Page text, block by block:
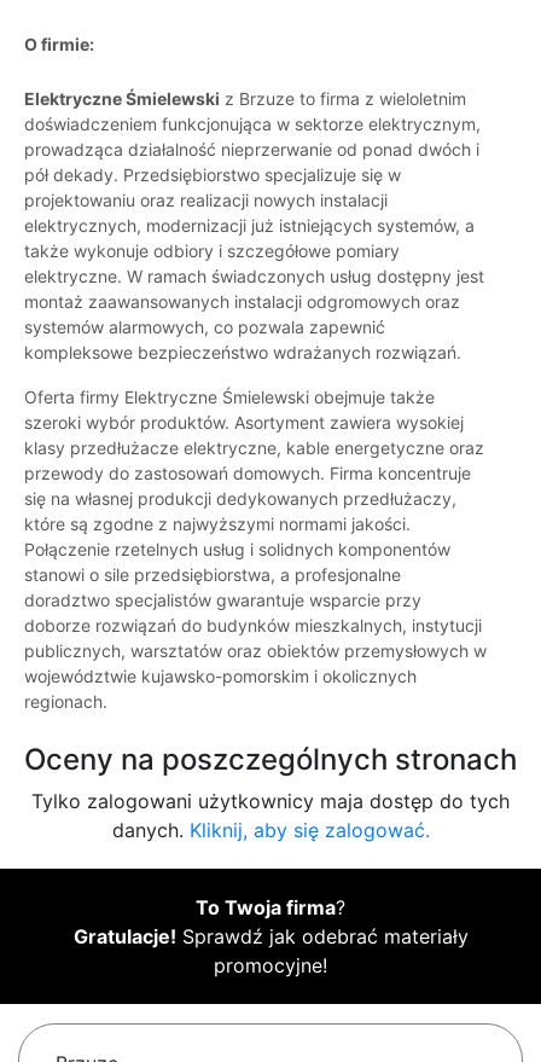
O firmie:
Elektryczne Śmielewski z Brzuze to firma z wieloletnim
doświadczeniem funkcjonująca w sektorze elektrycznym,
prowadząca działalność nieprzerwanie od ponad dwóch i
pół dekady. Przedsiębiorstwo specjalizuje się w
projektowaniu oraz realizacji nowych instalacji
elektrycznych, modernizacji już istniejących systemów, a
także wykonuje odbiory i szczegółowe pomiary
elektryczne. W ramach świadczonych usług dostępny jest
montaż zaawansowanych instalacji odgromowych oraz
systemów alarmowych, co pozwala zapewnić
kompleksowe bezpieczeństwo wdrażanych rozwiązań.
Oferta firmy Elektryczne Śmielewski obejmuje także
szeroki wybór produktów. Asortyment zawiera wysokiej
klasy przedłużacze elektryczne, kable energetyczne oraz
przewody do zastosowań domowych. Firma koncentruje
się na własnej produkcji dedykowanych przedłużaczy,
które są zgodne z najwyższymi normami jakości.
Połączenie rzetelnych usług i solidnych komponentów
stanowi o sile przedsiębiorstwa, a profesjonalne
doradztwo specjalistów gwarantuje wsparcie przy
doborze rozwiązań do budynków mieszkalnych, instytucji
publicznych, warsztatów oraz obiektów przemysłowych w
województwie kujawsko-pomorskim i okolicznych
regionach.
Oceny na poszczególnych stronach
Tylko zalogowani użytkownicy maja dostęp do tych
danych. Kliknij, aby się zalogować.
To Twoja firma?
Gratulacje! Sprawdź jak odebrać materiały
promocyjne!